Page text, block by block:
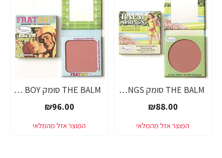
THE BALM סומק BALM SPRINGS
₪88.00
THE BALM סומק FRAT BOY
₪96.00